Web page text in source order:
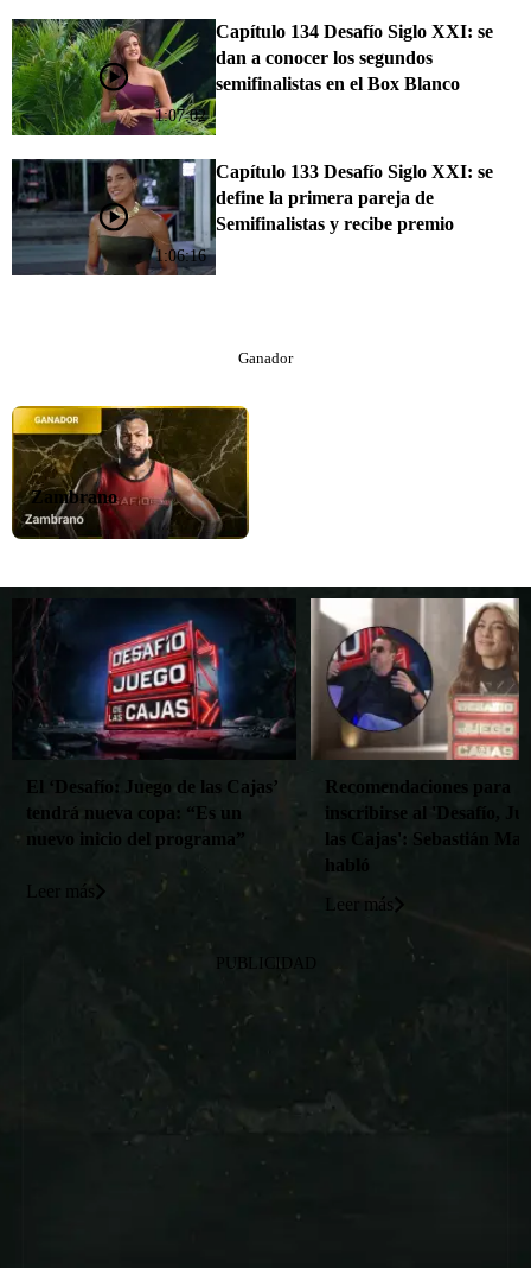
1:07:02
Capítulo 134 Desafío Siglo XXI: se
dan a conocer los segundos
semifinalistas en el Box Blanco
1:06:16
Capítulo 133 Desafío Siglo XXI: se
define la primera pareja de
Semifinalistas y recibe premio
Ganador
Zambrano
El ‘Desafío: Juego de las Cajas’
tendrá nueva copa: “Es un
nuevo inicio del programa”
Leer más
Recomendaciones para
inscribirse al 'Desafío,
las Cajas': Sebastián
habló
Leer más
PUBLICIDAD